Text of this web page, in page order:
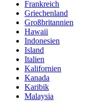
Frankreich
Griechenland
Großbritannien
Hawaii
Indonesien
Island
Italien
Kalifornien
Kanada
Karibik
Malaysia